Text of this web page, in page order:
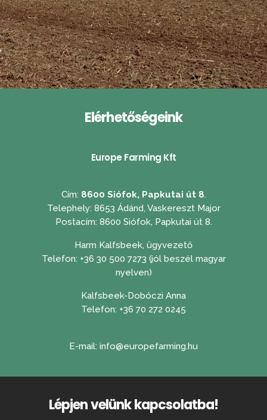
Elérhetőségeink
Europe Farming Kft
Cím: 8600 Siófok, Papkutai út 8.
Telephely: 8653 Ádánd, Vaskereszt Major
Postacím: 8600 Siófok, Papkutai út 8.
Harm Kalfsbeek, ügyvezető
Telefon: +36 30 500 7273 (jól beszél magyar
nyelven)
Kalfsbeek-Dobóczi Anna
Telefon: +36 70 272 0245
​E-mail: info@europefarming.hu
Lépjen velünk kapcsolatba!